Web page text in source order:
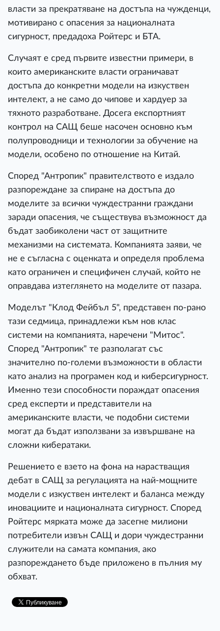
власти за прекратяване на достъпа на чужденци,
мотивирано с опасения за националната
сигурност, предадоха Ройтерс и БТА.
Случаят е сред първите известни примери, в
които американските власти ограничават
достъпа до конкретни модели на изкуствен
интелект, а не само до чипове и хардуер за
тяхното разработване. Досега експортният
контрол на САЩ беше насочен основно към
полупроводници и технологии за обучение на
модели, особено по отношение на Китай.
Според "Антропик" правителството е издало
разпореждане за спиране на достъпа до
моделите за всички чуждестранни граждани
заради опасения, че съществува възможност да
бъдат заобиколени част от защитните
механизми на системата. Компанията заяви, че
не е съгласна с оценката и определя проблема
като ограничен и специфичен случай, който не
оправдава изтеглянето на моделите от пазара.
Моделът "Клод Фейбъл 5", представен по-рано
тази седмица, принадлежи към нов клас
системи на компанията, наречени "Митос".
Според "Антропик" те разполагат със
значително по-големи възможности в области
като анализ на програмен код и киберсигурност.
Именно тези способности пораждат опасения
сред експерти и представители на
американските власти, че подобни системи
могат да бъдат използвани за извършване на
сложни кибератаки.
Решението е взето на фона на нарастващия
дебат в САЩ за регулацията на най-мощните
модели с изкуствен интелект и баланса между
иновациите и националната сигурност. Според
Ройтерс мярката може да засегне милиони
потребители извън САЩ и дори чуждестранни
служители на самата компания, ако
разпореждането бъде приложено в пълния му
обхват.